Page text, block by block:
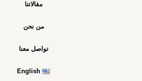
مقالاتنا
من نحن
تواصل معنا
English